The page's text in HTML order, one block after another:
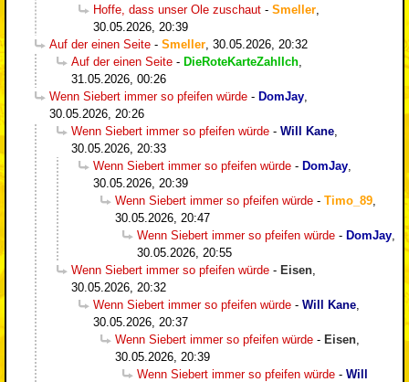
Hoffe, dass unser Ole zuschaut - Smeller
30.05.2026, 20:39
Auf der einen Seite - Smeller 30.05.2026, 20:32
Auf der einen Seite - DieRoteKarteZahlIch
31.05.2026, 00:26
Wenn Siebert immer so pfeifen würde - DomJay
30.05.2026, 20:26
Wenn Siebert immer so pfeifen würde - Will Kane
30.05.2026, 20:33
Wenn Siebert immer so pfeifen würde - DomJay
30.05.2026, 20:39
Wenn Siebert immer so pfeifen würde - Timo_89
30.05.2026, 20:47
Wenn Siebert immer so pfeifen würde - DomJay
30.05.2026, 20:55
Wenn Siebert immer so pfeifen würde - Eisen
30.05.2026, 20:32
Wenn Siebert immer so pfeifen würde - Will Kane
30.05.2026, 20:37
Wenn Siebert immer so pfeifen würde - Eisen
30.05.2026, 20:39
Wenn Siebert immer so pfeifen würde - Will